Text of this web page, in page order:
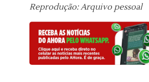
Reprodução: Arquivo pessoal